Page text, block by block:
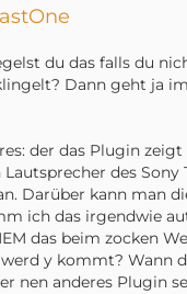
du das falls du
Dann geht ja
der das Plugin zeigt
des Sony
Darüber kann man
ich das irgendwie
das beim zocken
y kommt? Wann
nen anderes Plugin